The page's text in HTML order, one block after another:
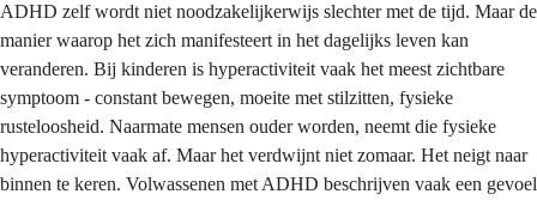
ADHD zelf wordt niet noodzakelijkerwijs slechter met de tijd. Maar de
manier waarop het zich manifesteert in het dagelijks leven kan
veranderen. Bij kinderen is hyperactiviteit vaak het meest zichtbare
symptoom - constant bewegen, moeite met stilzitten, fysieke
rusteloosheid. Naarmate mensen ouder worden, neemt die fysieke
hyperactiviteit vaak af. Maar het verdwijnt niet zomaar. Het neigt naar
binnen te keren. Volwassenen met ADHD beschrijven vaak een gevoel